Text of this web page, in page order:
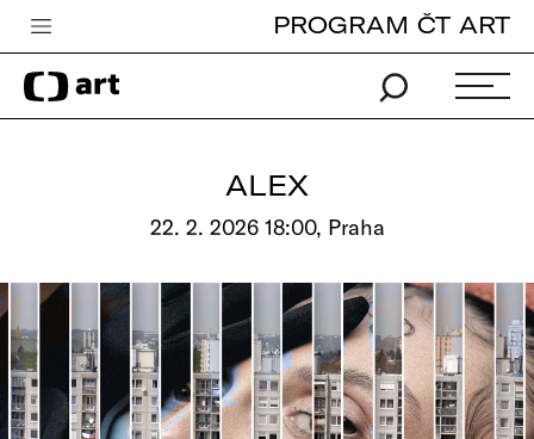
Česká televize
Zpravodajství
Pro děti
edu
Vše o ČT
PROGRAM ČT ART
ALEX
22. 2. 2026 18:00, Praha